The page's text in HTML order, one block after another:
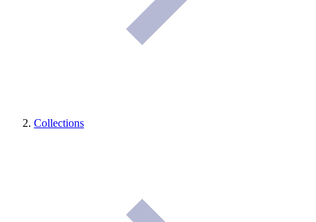
Collections